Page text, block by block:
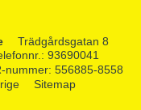
Trädgårdsgatan 8
: 93690041
nummer: 556885-8558
Sitemap